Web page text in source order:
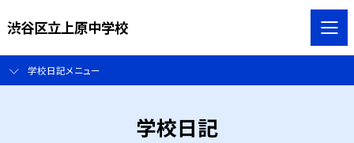
渋谷区立上原中学校
学校日記メニュー
学校日記